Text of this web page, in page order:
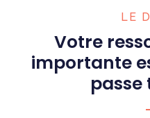
LE
Votre
importante
passe